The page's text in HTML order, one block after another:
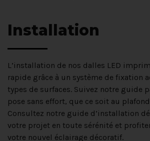
Installation
L’installation de nos dalles LED
rapide grâce à un système de fixation
types de surfaces. Suivez notre guide
pose sans effort, que ce soit au
Consultez notre guide d’installation
votre projet en toute sérénité et
votre nouvel éclairage décoratif.